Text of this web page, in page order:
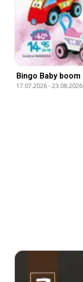
Bingo Baby boom
17.07.2026-23.08.2026